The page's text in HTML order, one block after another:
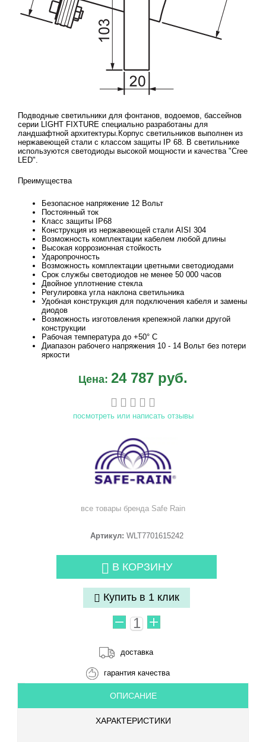
Подводные светильники для фонтанов, водоемов, бассейнов
серии LIGHT FIXTURE специально разработаны для
ландшафтной архитектуры.Корпус светильников выполнен из
нержавеющей стали с классом защиты IP 68. В светильнике
используются светодиоды высокой мощности и качества "Cree
LED".
Преимущества
Безопасное напряжение 12 Вольт
Постоянный ток
Класс защиты IP68
Конструкция из нержавеющей стали AISI 304
Возможность комплектации кабелем любой длины
Высокая коррозионная стойкость
Ударопрочность
Возможность комплектации цветными светодиодами
Срок службы светодиодов не менее 50 000 часов
Двойное уплотнение стекла
Регулировка угла наклона светильника
Удобная конструкция для подключения кабеля и замены
диодов
Возможность изготовления крепежной лапки другой
конструкции
Рабочая температура до +50° С
Диапазон рабочего напряжения 10 - 14 Вольт без потери
яркости
Цена: 24 787 руб.
посмотреть или написать отзывы
все товары бренда Safe Rain
Артикул: WLT7701615242
В КОРЗИНУ
Купить в 1 клик
доставка
гарантия качества
ОПИСАНИЕ
ХАРАКТЕРИСТИКИ